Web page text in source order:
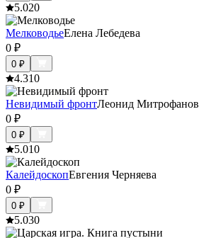
5.020
МелководьеЕлена Лебедева
0 ₽
0 ₽
4.310
Невидимый фронтЛеонид Митрофанов
0 ₽
0 ₽
5.010
КалейдоскопЕвгения Черняева
0 ₽
0 ₽
5.030